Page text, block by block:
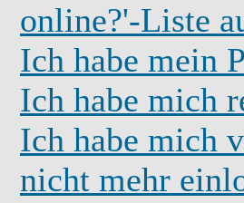
online?'-Liste
Ich habe mein
Ich habe mich
Ich habe mich
nicht mehr